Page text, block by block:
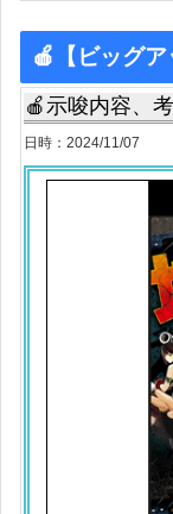
🍎【ビッグア
🍎示唆内容、
日時：2024/11/07